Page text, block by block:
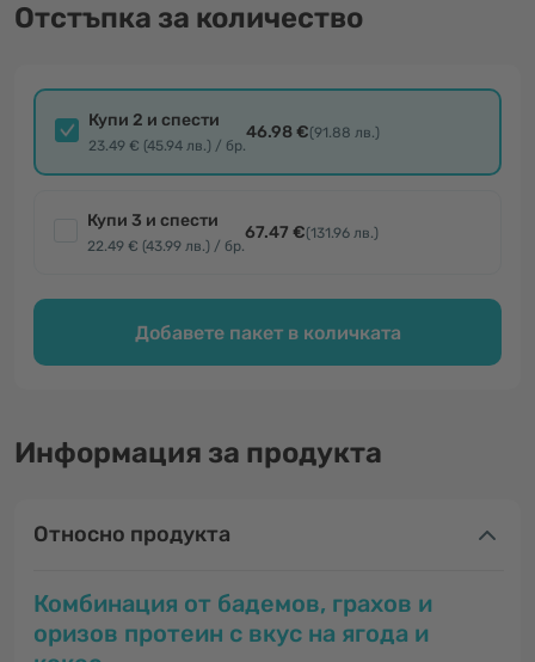
Отстъпка за количество
Купи 2 и спести
23.49 € (45.94 лв.) / бр.
46.98 €(91.88 лв.)
Купи 3 и спести
22.49 € (43.99 лв.) / бр.
67.47 €(131.96 лв.)
Добавете пакет в количката
Информация за продукта
Относно продукта
Комбинация от бадемов, грахов и
оризов протеин с вкус на ягода и